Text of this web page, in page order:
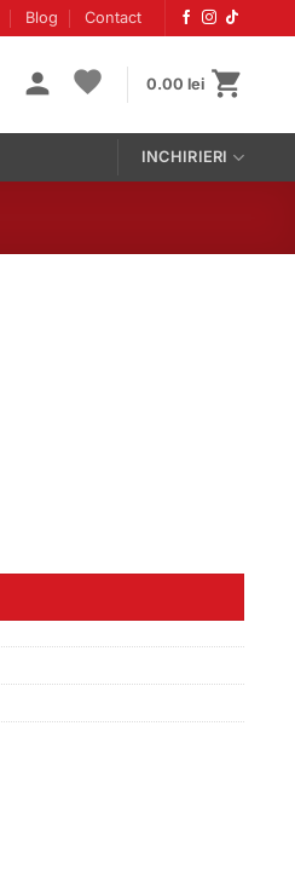
Blog Contact
0.00 lei
INCHIRIERI